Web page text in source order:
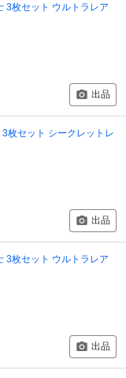
3枚セット ウルトラレア
出品
枚セット シークレットレ
出品
3枚セット ウルトラレア
出品